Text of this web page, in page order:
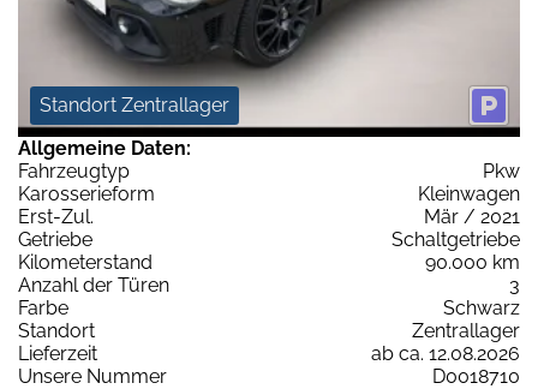
Standort Zentrallager
Allgemeine Daten:
Fahrzeugtyp
Pkw
Karosserieform
Kleinwagen
Erst-Zul.
Mär / 2021
Getriebe
Schaltgetriebe
Kilometerstand
90.000 km
Anzahl der Türen
3
Farbe
Schwarz
Standort
Zentrallager
Lieferzeit
ab ca. 12.08.2026
Unsere Nummer
D0018710